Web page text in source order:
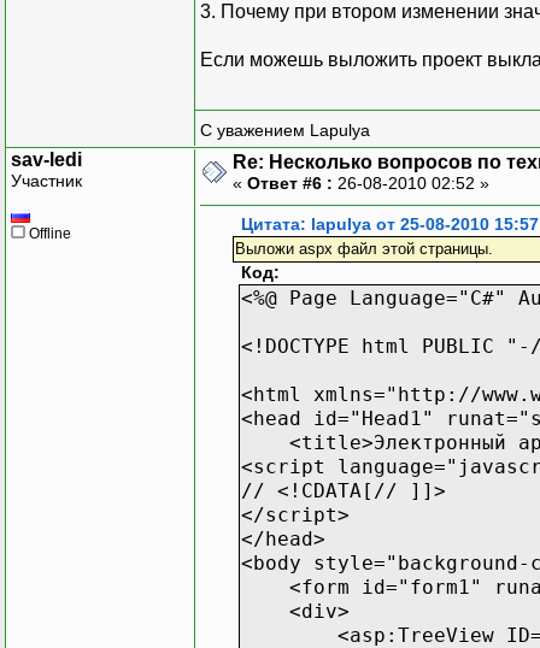
TreeNode NewNode
}
}
void
string parextID =
DataSet ResultSet =
foreach (DataRow
{
TreeNode NewNode =
}
3. Почему при втором изменении
Если можешь выложить проект
С уважением Lapulya
sav-ledi
Участник
Offline
Re: Несколько вопросов по
« Ответ #6 : 26-08-2010 02:52 »
Цитата: lapulya от 25-08-2010 15:57
Выложи aspx файл этой страницы.
Код:
<%@ Page
<!DOCTYPE html
<html xmlns="http://
<head id="Head1"
<title>Электронный
<script
// <!CDATA[// ]]>
</script>
</head>
<body
<form id="form1"
<div>
<asp:TreeView